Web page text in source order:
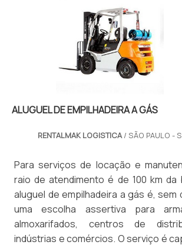
ALUGUEL DE EMPILHADEIRA A GÁS
RENTALMAK LOGISTICA/ SÃO PAULO -
Para serviços de locação e
raio de atendimento é de 100 km da
aluguel de empilhadeira a gás é, sem
uma escolha assertiva para
almoxarifados, centros de
indústrias e comércios. O serviço é